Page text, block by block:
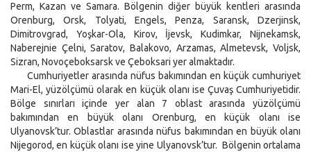
Perm, Kazan ve Samara. Bölgenin diğer büyük kentleri arasında
Orenburg, Orsk, Tolyati, Engels, Penza, Saransk, Dzerjinsk,
Dimitrovgrad, Yoşkar-Ola, Kirov, İjevsk, Kudimkar, Nijnekamsk,
Naberejnie Çelni, Saratov, Balakovo, Arzamas, Almetevsk, Voljsk,
Sizran, Novoçeboksarsk ve Çeboksari yer almaktadır.
Cumhuriyetler arasında nüfus bakımından en küçük cumhuriyet
Mari-El, yüzölçümü olarak en küçük olanı ise Çuvaş Cumhuriyetidir.
Bölge sınırları içinde yer alan 7 oblast arasında yüzölçümü
bakımından en büyük olanı Orenburg, en küçük olanı ise
Ulyanovsk’tur. Oblastlar arasında nüfus bakımından en büyük olanı
Nijegorod, en küçük olanı ise yine Ulyanovsk’tur. Bölgenin ortalama